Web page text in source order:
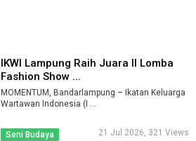
IKWI Lampung Raih Juara II Lomba
Fashion Show ...
MOMENTUM, Bandarlampung – Ikatan Keluarga
Wartawan Indonesia (I ...
Seni Budaya 21 Jul 2026, 321 Views